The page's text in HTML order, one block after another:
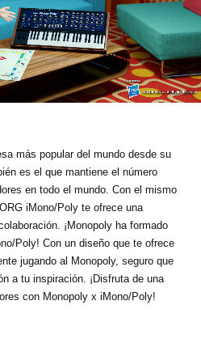
más popular del mundo desde su
es el que mantiene el número
en todo el mundo. Con el mismo
iMono/Poly te ofrece una
¡Monopoly ha formado
Poly! Con un diseño que te ofrece
jugando al Monopoly, seguro que
a tu inspiración. ¡Disfruta de una
con Monopoly x iMono/Poly!